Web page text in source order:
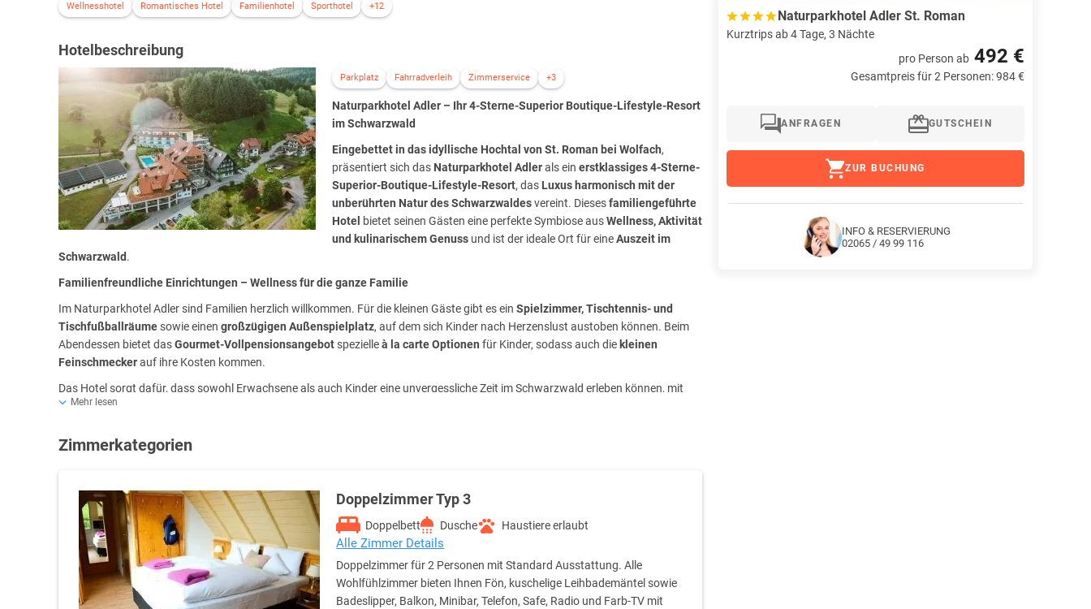
Wellnesshotel Romantisches Hotel Familienhotel Sporthotel +12
Hotelbeschreibung
Parkplatz Fahrradverleih Zimmerservice +3
Naturparkhotel Adler – Ihr 4-Sterne-Superior Boutique-Lifestyle-Resort
im Schwarzwald
Eingebettet in das idyllische Hochtal von St. Roman bei Wolfach,
präsentiert sich das Naturparkhotel Adlerals einerstklassiges 4-Sterne-
Superior-Boutique-Lifestyle-Resort, das Luxus harmonisch mit der
unberührten Natur des Schwarzwaldesvereint. Diesesfamiliengeführte
Hotel bietet seinen Gästen eine perfekte Symbiose ausWellness, Aktivität
und kulinarischem Genuss und ist der ideale Ort für eineAuszeit im
Schwarzwald.
Familienfreundliche Einrichtungen – Wellness für die ganze Familie
Im Naturparkhotel Adler sind Familien herzlich willkommen. Für die kleinen Gäste gibt es ein Spielzimmer, Tischtennis- und
Tischfußballräume sowie einen großzügigen Außenspielplatz, auf dem sich Kinder nach Herzenslust austoben können. Beim
Abendessen bietet dasGourmet-Vollpensionsangebot spezielleà la carte Optionen für Kinder, sodass auch die kleinen
Feinschmeckerauf ihre Kosten kommen.
Das Hotel sorgt dafür, dass sowohl Erwachsene als auch Kinder eine unvergessliche Zeit im Schwarzwald erleben können, mit
maßgeschneiderten Erlebnissen für die gesamte Familie.
Im Naturparkhotel Adler wird jeder Aufenthalt zu einem unvergesslichen Erlebnis. Erleben Sie
Urlauboder eineerholsame Auszeit mit der Familie
Lassen Sie sich von der Magie des Schwarzwaldes verzaubern!
Mehr lesen
Zimmerkategorien
Doppelzimmer Typ 3
Doppelbett Dusche Haustiere erlaubt
Alle Zimmer Details
Doppelzimmer für 2 Personen mit Standard Ausstattung. Alle
Wohlfühlzimmer bieten Ihnen Fön, kuschelige Leihbademäntel sowie
Badeslipper, Balkon, Minibar, Telefon, Safe, Radio und Farb-TV mit
Naturparkhotel Adler St. Roman
Kurztrips ab 4 Tage, 3 Nächte
pro Person ab 492 €
Gesamtpreis für 2 Personen: 984 €
ANFRAGEN GUTSCHEIN
ZUR BUCHUNG
INFO & RESERVIERUNG
02065 / 49 99 116